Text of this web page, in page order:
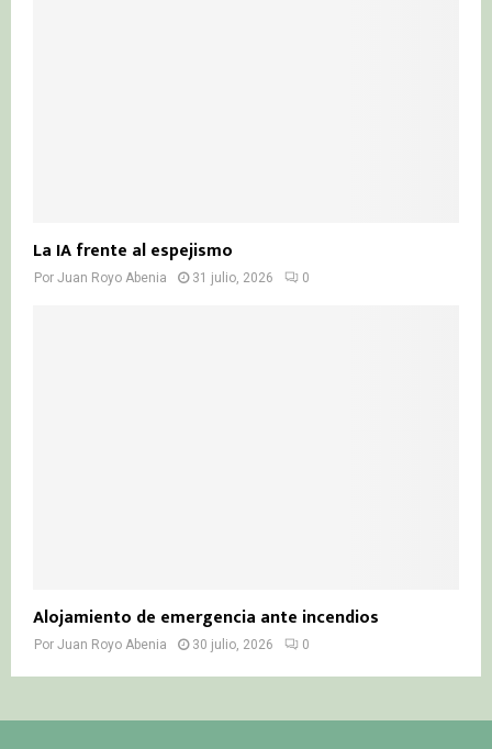
La IA frente al espejismo
Por Juan Royo Abenia 31 julio, 2026 0
Alojamiento de emergencia ante incendios
Por Juan Royo Abenia 30 julio, 2026 0